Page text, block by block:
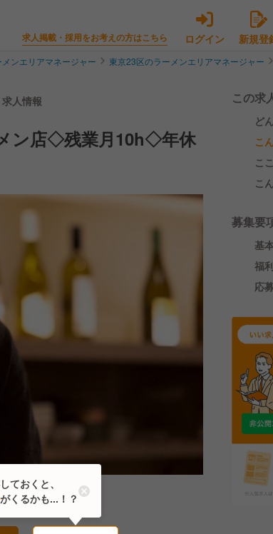
求人掲載・採用をお考えの方はこちら ログイン 新規登
ンエリアマネージャー 東京23区のラーメンエリアマネージャー
人情報
ン店◇残業月10h◇年休
この求
ど
こ
こ
こ
募集要
基
福
応
ておくと、
がくるかも...！？